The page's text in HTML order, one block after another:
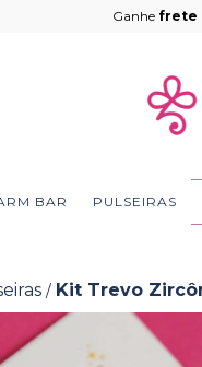
Ganhe frete
BAR PULSEIRAS
/ Kit Trevo